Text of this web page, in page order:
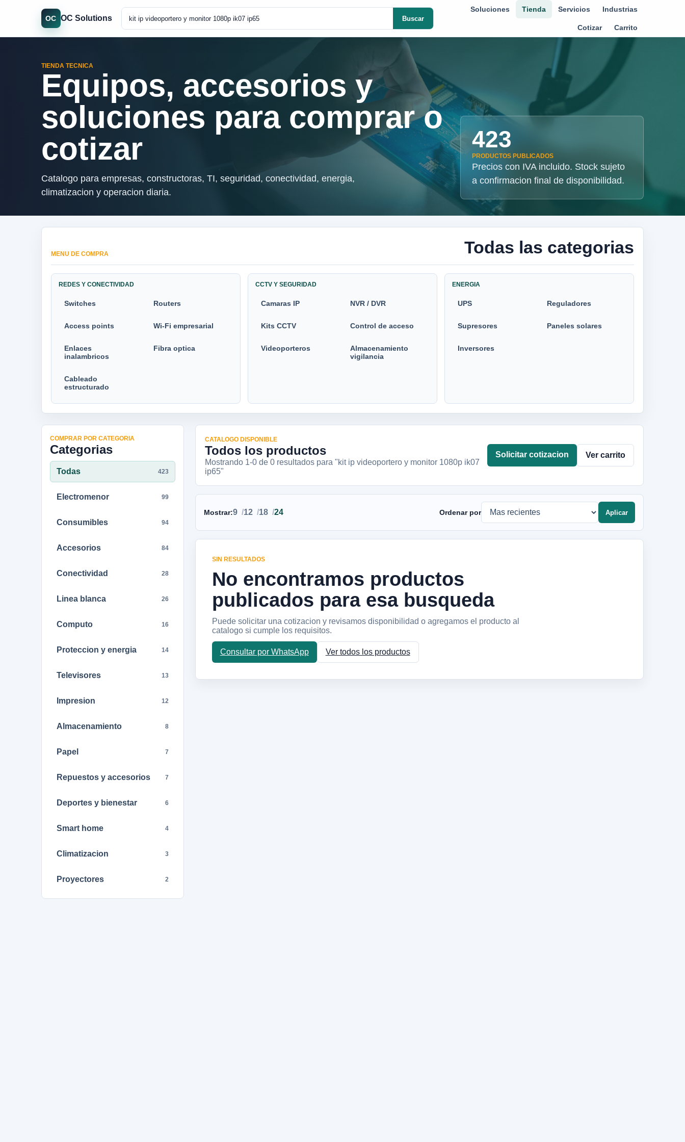
OC OC Solutions Buscar
Soluciones Tienda Servicios Industrias
Cotizar Carrito
TIENDA TECNICA
Equipos, accesorios y
soluciones para comprar o
cotizar
Catalogo para empresas, constructoras, TI, seguridad, conectividad, energia,
climatizacion y operacion diaria.
423
PRODUCTOS PUBLICADOS
Precios con IVA incluido. Stock sujeto
a confirmacion final de disponibilidad.
MENU DE COMPRA Todas las categorias
REDES Y CONECTIVIDAD
Switches Routers
Access points Wi-Fi empresarial
Enlaces
inalambricos
Fibra optica
Cableado
estructurado
CCTV Y SEGURIDAD
Camaras IP NVR / DVR
Kits CCTV Control de acceso
Videoporteros
Almacenamiento
vigilancia
ENERGIA
UPS Reguladores
Supresores Paneles solares
Inversores
COMPRAR POR CATEGORIA
Categorias
Todas 423
Electromenor 99
Consumibles 94
Accesorios 84
Conectividad 28
Linea blanca 26
Computo 16
Proteccion y energia 14
Televisores 13
Impresion 12
Almacenamiento 8
Papel 7
Repuestos y accesorios 7
Deportes y bienestar 6
Smart home 4
Climatizacion 3
Proyectores 2
CATALOGO DISPONIBLE
Todos los productos
Mostrando 1-0de 0resultadospara "kit ip videoportero y monitor 1080p ik07
ip65"
Solicitar cotizacion Ver carrito
Mostrar:9 12 18 24 Ordenar por Aplicar
SIN RESULTADOS
No encontramos productos
publicados para esa busqueda
Puede solicitar una cotizacion y revisamos disponibilidad o agregamos el producto al
catalogo si cumple los requisitos.
Consultar por WhatsApp Ver todos los productos